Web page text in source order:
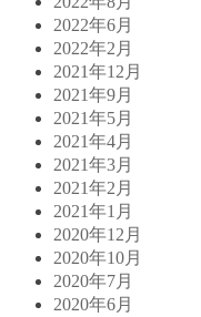
2022年6月
2022年2月
2021年12月
2021年9月
2021年5月
2021年4月
2021年3月
2021年2月
2021年1月
2020年12月
2020年10月
2020年7月
2020年6月